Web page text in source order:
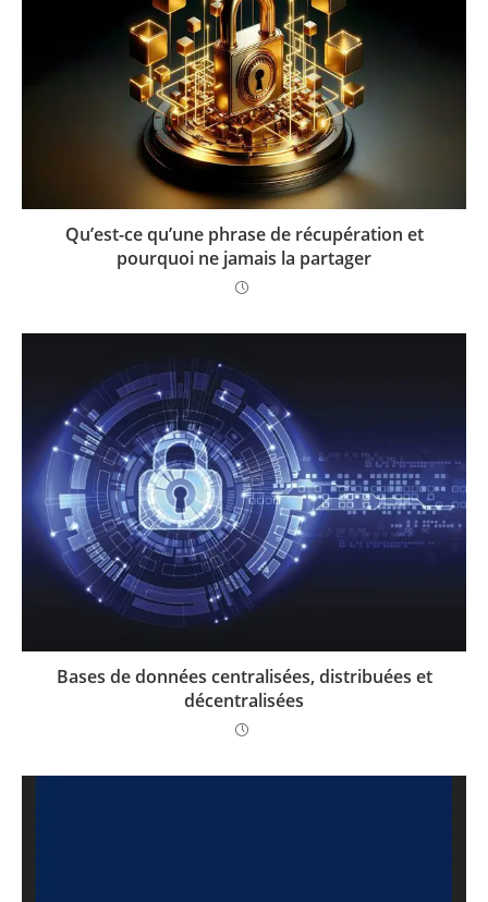
Qu’est-ce qu’une phrase de récupération et
pourquoi ne jamais la partager
Bases de données centralisées, distribuées et
décentralisées